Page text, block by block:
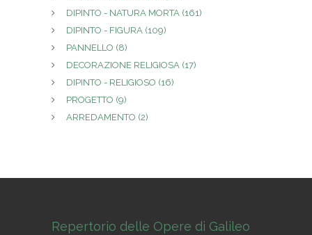
DIPINTO - NATURA MORTA (161)
DIPINTO - FIGURA (109)
PANNELLO (8)
DECORAZIONE RELIGIOSA (17)
DIPINTO - RELIGIOSO (16)
PROGETTO (9)
ARREDAMENTO (2)
Repertorio delle Opere di Galileo